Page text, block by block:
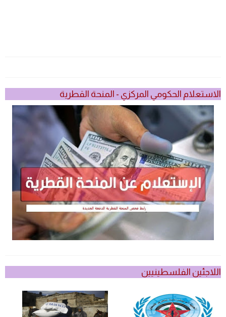
الاستعلام الحكومي المركزي - المنحة القطرية
اللاجئين الفلسطينيين